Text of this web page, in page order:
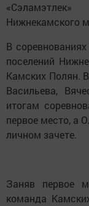
Нижнекамского
В
поселений
Камских Полян.
Васильева,
итогам
первое место, а
личном зачете.
Заняв первое
команда